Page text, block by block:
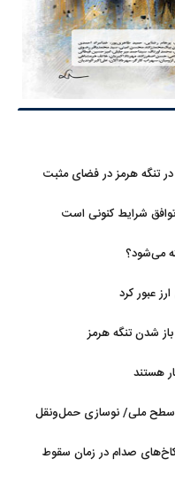
در تنگه هرمز در فضای مثبت
شرایط کنونی است
می‌شود؟
عبور کرد
شدن تنگه هرمز
هستند
سطح ملی/ نوسازی حمل‌ونقل
صدام در زمان سقوط